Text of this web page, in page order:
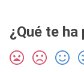
¿Qué te